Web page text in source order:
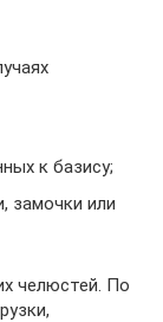
к базису;
замочки или
челюстей. По